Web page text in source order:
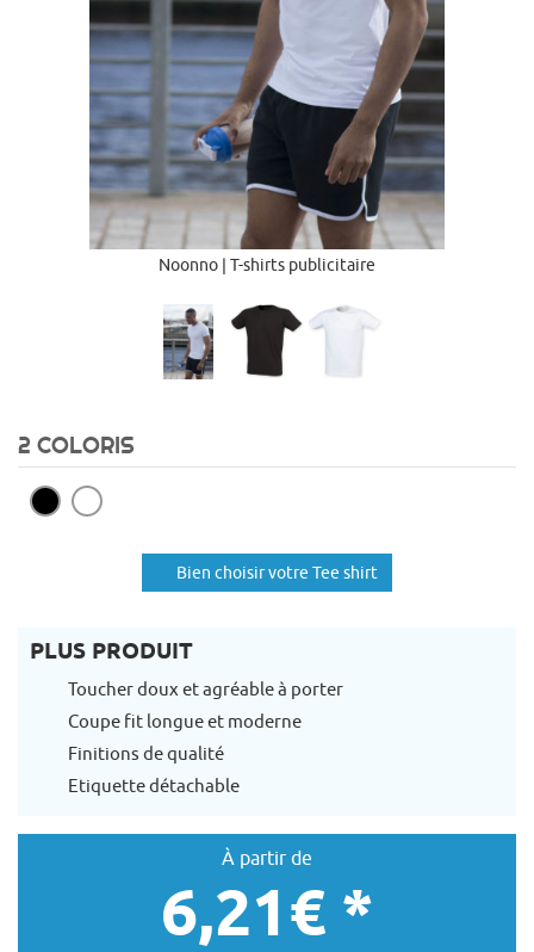
Noonno | T-shirts publicitaire
2 COLORIS
Bien choisir votre Tee shirt
PLUS PRODUIT
Toucher doux et agréable à porter
Coupe fit longue et moderne
Finitions de qualité
Etiquette détachable
À partir de
6,21€ *